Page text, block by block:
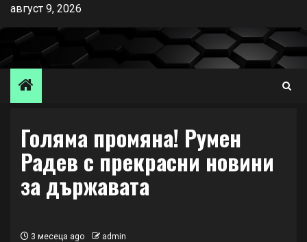
Skip
content
август 9, 2026
Голяма промяна! Румен
Радев с прекрасни новини
за държавата
3 месеца ago admin